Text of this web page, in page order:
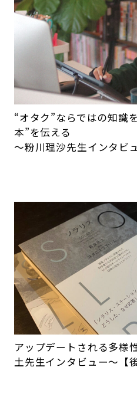
“オタク”ならではの知識
本”を伝える
～粉川理沙先生インタビ
アップデートされる多様
土先生インタビュー～【後